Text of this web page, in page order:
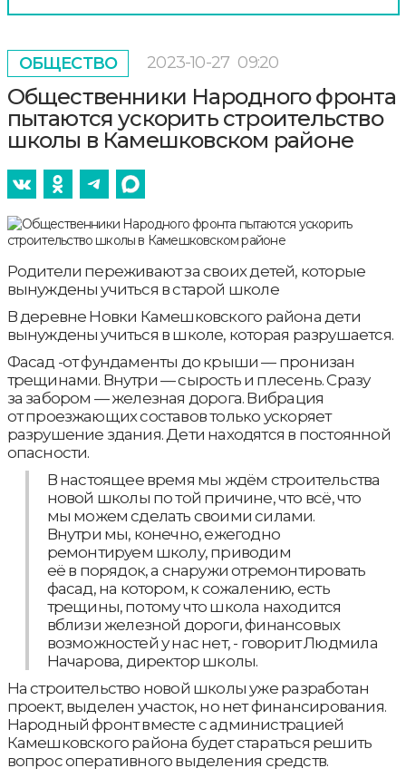
ОБЩЕСТВО 2023-10-27 09:20
Общественники Народного фронта
пытаются ускорить строительство
школы в Камешковском районе
Родители переживают за своих детей, которые
вынуждены учиться в старой школе
В деревне Новки Камешковского района дети
вынуждены учиться в школе, которая разрушается.
Фасад -от фундаменты до крыши — пронизан
трещинами. Внутри — сырость и плесень. Сразу
за забором — железная дорога. Вибрация
от проезжающих составов только ускоряет
разрушение здания. Дети находятся в постоянной
опасности.
В настоящее время мы ждём строительства
новой школы по той причине, что всё, что
мы можем сделать своими силами.
Внутри мы, конечно, ежегодно
ремонтируем школу, приводим
её в порядок, а снаружи отремонтировать
фасад, на котором, к сожалению, есть
трещины, потому что школа находится
вблизи железной дороги, финансовых
возможностей у нас нет, - говорит Людмила
Начарова, директор школы.
На строительство новой школы уже разработан
проект, выделен участок, но нет финансирования.
Народный фронт вместе с администрацией
Камешковского района будет стараться решить
вопрос оперативного выделения средств.